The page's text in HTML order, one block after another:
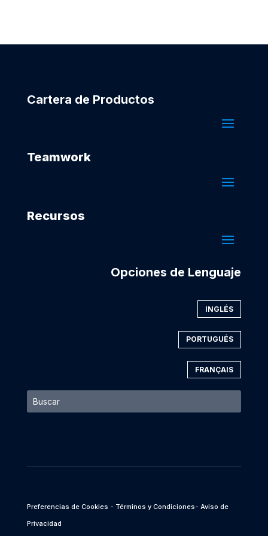
Cartera de Productos
Teamwork
Recursos
Opciones de Lenguaje
INGLÉS
PORTUGUÉS
FRANÇAIS
Preferencias de Cookies - Términos y Condiciones- Aviso de
Privacidad